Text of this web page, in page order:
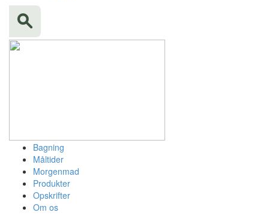
Bagning
Måltider
Morgenmad
Produkter
Opskrifter
Om os